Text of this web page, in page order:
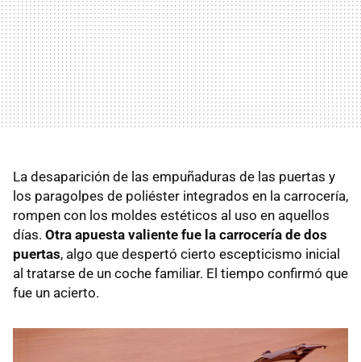
La desaparición de las empuñaduras de las puertas y
los paragolpes de poliéster integrados en la carrocería,
rompen con los moldes estéticos al uso en aquellos
días. Otra apuesta valiente fue la carrocería de dos
puertas, algo que despertó cierto escepticismo inicial
al tratarse de un coche familiar. El tiempo confirmó que
fue un acierto.